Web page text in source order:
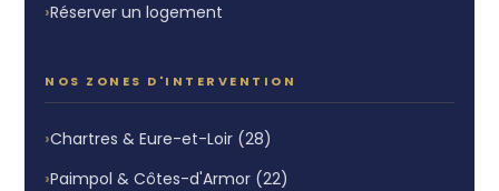
Réserver un logement
NOS ZONES D'INTERVENTION
Chartres & Eure-et-Loir (28)
Paimpol & Côtes-d'Armor (22)